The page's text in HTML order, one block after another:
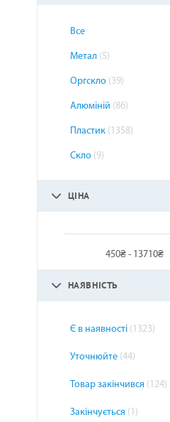
Все
Метал (5)
Оргскло (39)
Алюміній (86)
Пластик (1358)
Скло (9)
ЦІНА
450₴ - 13710₴
НАЯВНІСТЬ
Є в наявності (1323)
Уточнюйте (44)
Товар закінчився (124)
Закінчується (1)